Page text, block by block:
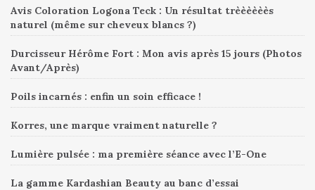
Avis Coloration Logona Teck : Un résultat trèèèèèès
naturel (même sur cheveux blancs ?)
Durcisseur Hérôme Fort : Mon avis après 15 jours (Photos
Avant/Après)
Poils incarnés : enfin un soin efficace !
Korres, une marque vraiment naturelle ?
Lumière pulsée : ma première séance avec l’E-One
La gamme Kardashian Beauty au banc d’essai